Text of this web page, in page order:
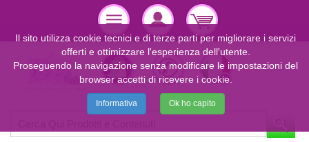
Il sito utilizza cookie tecnici e di terze parti per migliorare i servizi
offerti e ottimizzare l'esperienza dell'utente.
Proseguendo la navigazione senza modificare le impostazioni del
browser accetti di ricevere i cookie.
Informativa Ok ho capito